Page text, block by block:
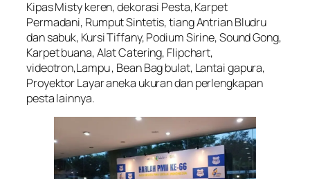
Kipas Misty keren, dekorasi Pesta, Karpet
Permadani, Rumput Sintetis, tiang Antrian Bludru
dan sabuk, Kursi Tiffany, Podium Sirine, Sound Gong,
Karpet buana, Alat Catering, Flipchart,
videotron,Lampu , Bean Bag bulat, Lantai gapura,
Proyektor Layar aneka ukuran dan perlengkapan
pesta lainnya.